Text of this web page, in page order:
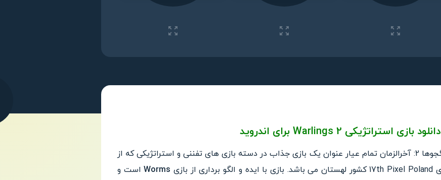
دانلود بازی استراتژیکی Warlings 2 برای اندروید
Warlings 2: Total Armageddon جنگجوها 2: آخرالزمان تمام عیار عنوان یک بازی جذاب در دسته بازی های تفننی و استراتژیکی که از
Wormsاست و